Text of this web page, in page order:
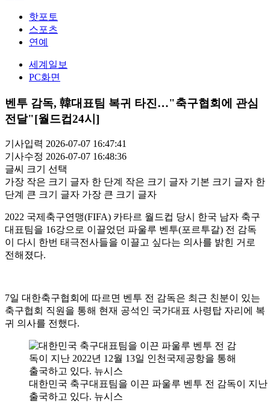
핫포토
스포츠
연예
세계일보
PC화면
벤투 감독, 韓대표팀 복귀 타진…"축구협회에 관심
전달"[월드컵24시]
기사입력 2026-07-07 16:47:41
기사수정 2026-07-07 16:48:36
글씨 크기 선택
가장 작은 크기 글자 한 단계 작은 크기 글자 기본 크기 글자 한
단계 큰 크기 글자 가장 큰 크기 글자
2022 국제축구연맹(FIFA) 카타르 월드컵 당시 한국 남자 축구
대표팀을 16강으로 이끌었던 파울루 벤투(포르투갈) 전 감독
이 다시 한번 태극전사들을 이끌고 싶다는 의사를 밝힌 거로
전해졌다.
7일 대한축구협회에 따르면 벤투 전 감독은 최근 친분이 있는
축구협회 직원을 통해 현재 공석인 국가대표 사령탑 자리에 복
귀 의사를 전했다.
대한민국 축구대표팀을 이끈 파울루 벤투 전 감독이 지
출국하고 있다. 뉴시스